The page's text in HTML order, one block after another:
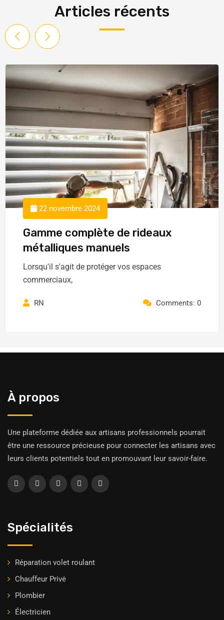
Articles récents
22 novembre 2024
Gamme complète de rideaux
métalliques manuels
Lorsqu'il s'agit de protéger vos espaces
commerciaux,
RN Comments: 0
À propos
Une plateforme dédiée aux artisans professionnels pourrait
être une ressource précieuse pour connecter les artisans avec
leurs clients potentiels tout en promouvant leur savoir-faire.
Spécialités
Réparation volet roulant
Chauffeur Privė
Plombier
Électricien